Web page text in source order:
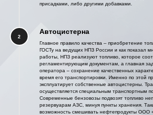
присадками, либо другими добавками.
2
Автоцистерна
Главное правило качества – приобретение
ГОСТу на ведущих НПЗ России и как показал
работы, НПЗ реализуют топливо, которое
регламентирующим документам, а главная
оператора – сохранение качественных
время его транспортировки. Именно по этой
эксплуатирует собственные автоцистерны.
осуществляется специальным транспортным
Современные бензовозы подвозят топливо
резервуарам АЗС, минуя пункты хранения.
возможность смешивать нефтепродукты ООО